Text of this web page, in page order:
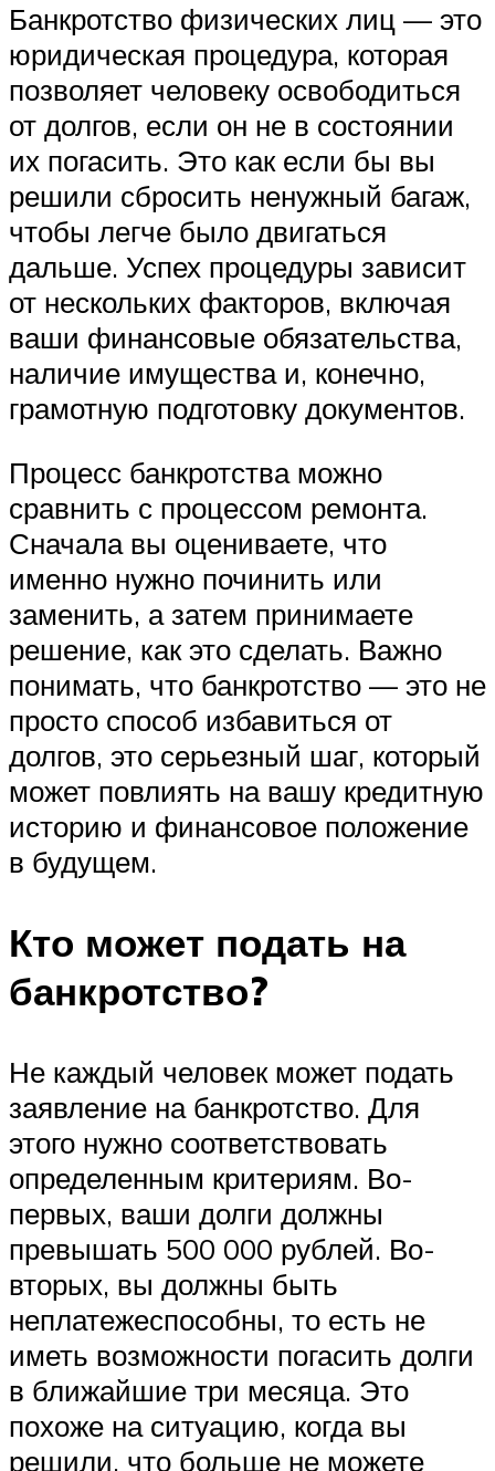
Банкротство физических лиц — это
юридическая процедура, которая
позволяет человеку освободиться
от долгов, если он не в состоянии
их погасить. Это как если бы вы
решили сбросить ненужный багаж,
чтобы легче было двигаться
дальше. Успех процедуры зависит
от нескольких факторов, включая
ваши финансовые обязательства,
наличие имущества и, конечно,
грамотную подготовку документов.
Процесс банкротства можно
сравнить с процессом ремонта.
Сначала вы оцениваете, что
именно нужно починить или
заменить, а затем принимаете
решение, как это сделать. Важно
понимать, что банкротство — это не
просто способ избавиться от
долгов, это серьезный шаг, который
может повлиять на вашу кредитную
историю и финансовое положение
в будущем.
Кто может подать на
банкротство?
Не каждый человек может подать
заявление на банкротство. Для
этого нужно соответствовать
определенным критериям. Во-
первых, ваши долги должны
превышать 500 000 рублей. Во-
вторых, вы должны быть
неплатежеспособны, то есть не
иметь возможности погасить долги
в ближайшие три месяца. Это
похоже на ситуацию, когда вы
решили, что больше не можете